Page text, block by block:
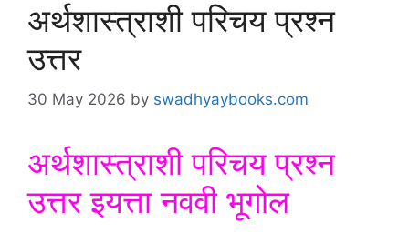
अर्थशास्त्राशी परिचय प्रश्न
उत्तर
30 May 2026 by swadhyaybooks.com
अर्थशास्त्राशी परिचय प्रश्न
उत्तर इयत्ता नववी भूगोल